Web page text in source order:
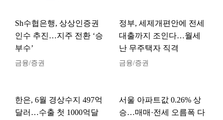
Sh수협은행, 상상인증권
인수 추진…지주 전환 ‘승
부수’
금융/증권
정부, 세제개편안에 전세
대출까지 조인다…월세
난 무주택자 직격
금융/증권
한은, 6월 경상수지 497억
달러…수출 첫 1000억달
서울 아파트값 0.26% 상
승…매매·전세 오름폭 다